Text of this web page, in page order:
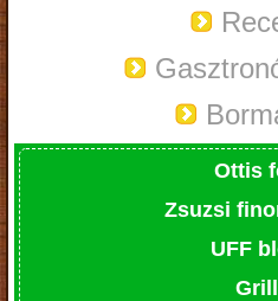
Ottis
Zsuzsi
UFF
Grill